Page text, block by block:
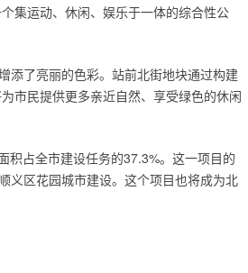
集运动、休闲、娱乐于一体的综合性公
添了亮丽的色彩。站前北街地块通过构建
市民提供更多亲近自然、享受绿色的休闲
积占全市建设任务的37.3%。这一项目的
义区花园城市建设。这个项目也将成为北